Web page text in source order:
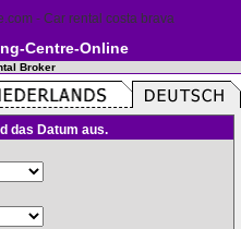
Centre-Online
Broker
das Datum aus.